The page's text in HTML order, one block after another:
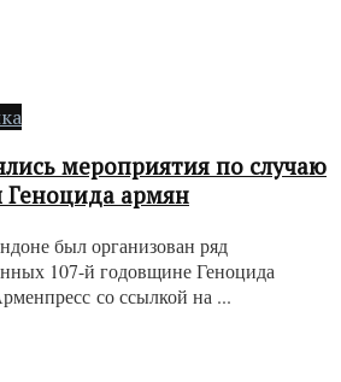
мероприятия по случаю
армян
был организован ряд
107-й годовщине Геноцида
со ссылкой на ...